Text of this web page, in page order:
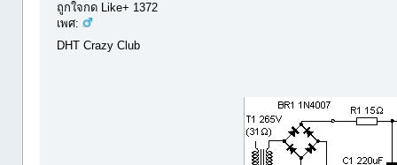
ถูกใจกด Like+ 1372
เพศ:
DHT Crazy Club